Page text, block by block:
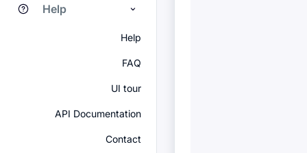
Help
Help
FAQ
UI tour
API Documentation
Contact